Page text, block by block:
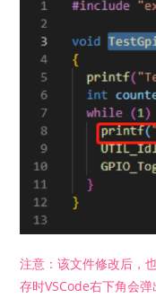
注意：该文件修改后，
存时VSCode右下角会弹